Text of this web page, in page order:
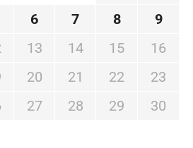
6 7 8
9
13 14 15
16
20 21 22
23
27 28 29
30